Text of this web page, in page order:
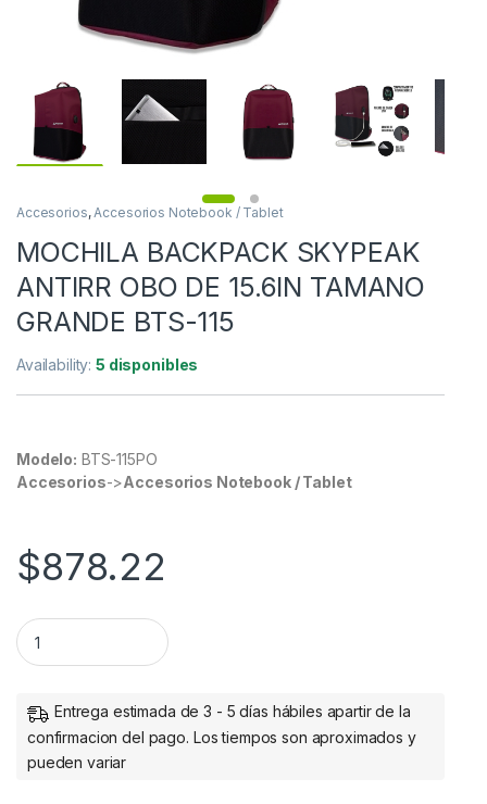
Accesorios,Accesorios Notebook / Tablet
MOCHILA BACKPACK SKYPEAK
ANTIRR OBO DE 15.6IN TAMANO
GRANDE BTS-115
Availability:5 disponibles
Modelo: BTS-115PO
Accesorios->Accesorios Notebook / Tablet
$878.22
MOCHILA BACKPACK SKYPEAK ANTIRR OBO DE 15.6IN
Entrega estimada de 3 - 5 días hábiles apartir de la
confirmacion del pago. Los tiempos son aproximados y
pueden variar